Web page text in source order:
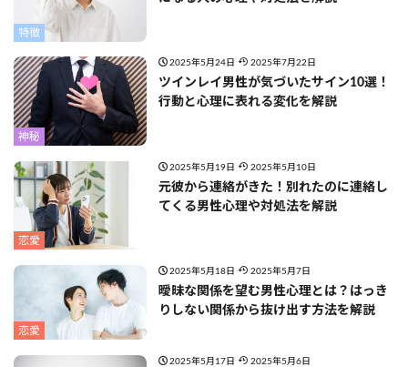
特徴
神秘
2025年5月24日 2025年7月22日
ツインレイ男性が気づいたサイン10選！
行動と心理に表れる変化を解説
恋愛
2025年5月19日 2025年5月10日
元彼から連絡がきた！別れたのに連絡し
てくる男性心理や対処法を解説
恋愛
2025年5月18日 2025年5月7日
曖昧な関係を望む男性心理とは？はっき
りしない関係から抜け出す方法を解説
2025年5月17日 2025年5月6日